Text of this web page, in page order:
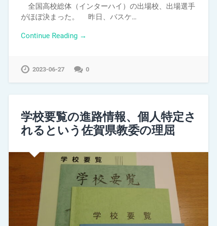
全国高校総体（インターハイ）の出場校、出場選手
がほぼ決まった。 昨日、バスケ…
Continue Reading →
2023-06-27 0
学校要覧の進路情報、個人特定さ
れるという佐賀県教委の理屈